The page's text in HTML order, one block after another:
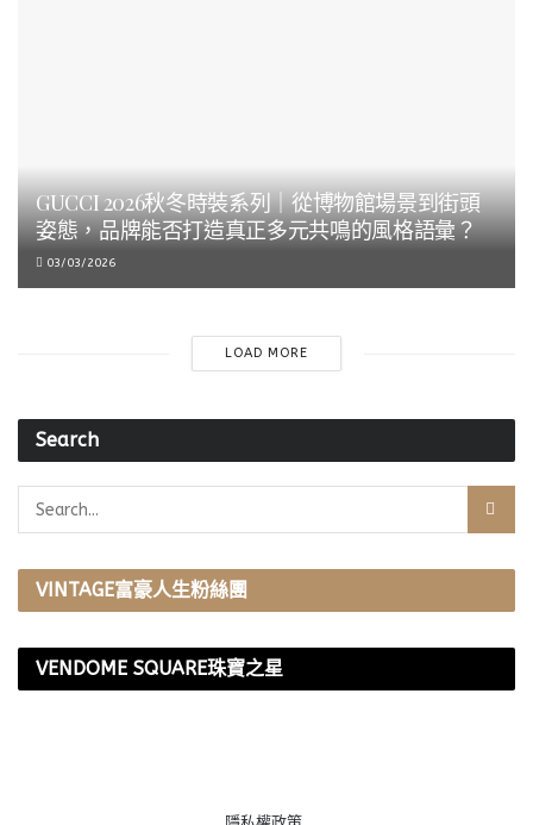
GUCCI 2026秋冬時裝系列｜從博物館場景到街頭
姿態，品牌能否打造真正多元共鳴的風格語彙？
03/03/2026
LOAD MORE
Search
VINTAGE富豪人生粉絲團
VENDOME SQUARE珠寶之星